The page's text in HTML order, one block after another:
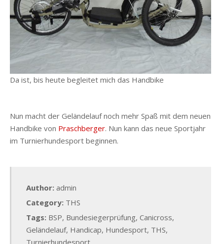
Da ist, bis heute begleitet mich das Handbike
Nun macht der Geländelauf noch mehr Spaß mit dem neuen
Handbike von Praschberger. Nun kann das neue Sportjahr
im Turnierhundesport beginnen.
Author: admin
Category: THS
Tags: BSP, Bundesiegerprüfung, Canicross,
Geländelauf, Handicap, Hundesport, THS,